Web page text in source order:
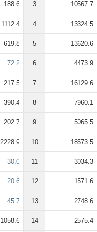
188.6
1112.4
619.8
72.2
217.5
390.4
202.7
2228.9
30.0
20.6
45.7
1058.6
3 10567.7
4 13324.5
5 13620.6
6 4473.9
7 16129.6
8 7960.1
9 5065.5
10 18573.5
11 3034.3
12 1571.6
13 2748.6
14 2575.4